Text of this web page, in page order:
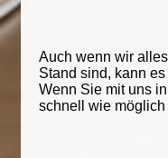
Auch wenn wir
Stand sind, kann
Wenn Sie mit uns
schnell wie möglich